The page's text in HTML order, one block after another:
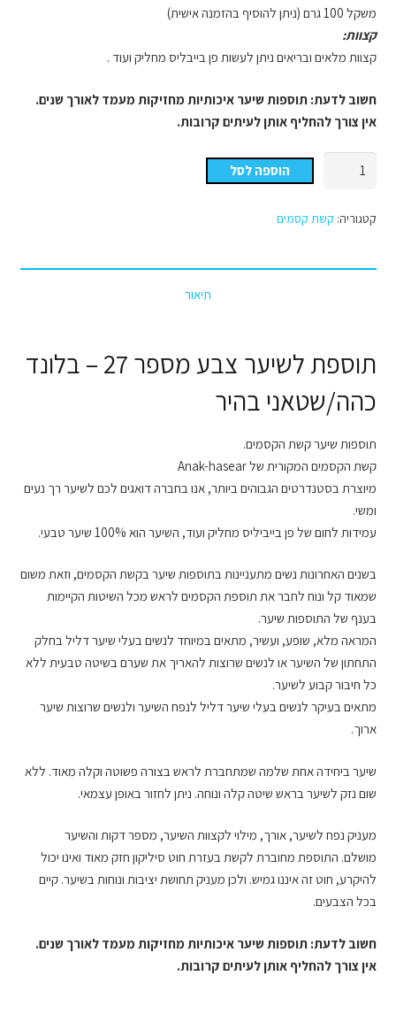
משקל 100 גרם (ניתן להוסיף בהזמנה אישית)
קצוות:
קצוות מלאים ובריאים ניתן לעשות פן בייבליס מחליק ועוד .
חשוב לדעת: תוספות שיער איכותיות מחזיקות מעמד לאורך שנים.
אין צורך להחליף אותן לעיתים קרובות.
כמות
הקסמים
מספר
שטאני
הוספה לסל
קטגוריה: קשת קסמים
תיאור
תוספת לשיער צבע מספר 27 – בלונד
כהה/שטאני בהיר
תוספות שיער קשת הקסמים.
קשת הקסמים המקורית של Anak-hasear
מיוצרת בסטנדרטים הגבוהים ביותר, אנו בחברה דואגים לכם לשיער רך נעים
ומשי.
עמידות לחום של פן בייביליס מחליק ועוד, השיער הוא 100% שיער טבעי.
בשנים האחרונות נשים מתעניינות בתוספות שיער בקשת הקסמים, וזאת משום
שמאוד קל ונוח לחבר את תוספת הקסמים לראש מכל השיטות הקיימות
בענף של התוספות שיער.
המראה מלא, שופע, ועשיר, מתאים במיוחד לנשים בעלי שיער דליל בחלק
התחתון של השיער או לנשים שרוצות להאריך את שערם בשיטה טבעית ללא
כל חיבור קבוע לשיער.
מתאים בעיקר לנשים בעלי שיער דליל לנפח השיער ולנשים שרוצות שיער
ארוך.
שיער ביחידה אחת שלמה שמתחברת לראש בצורה פשוטה וקלה מאוד. ללא
שום נזק לשיער בראש שיטה קלה ונוחה. ניתן לחזור באופן עצמאי.
מעניק נפח לשיער, אורך, מילוי לקצוות השיער, מספר דקות והשיער
מושלם. התוספת מחוברת לקשת בעזרת חוט סיליקון חזק מאוד ואינו יכול
להיקרע, חוט זה איננו גמיש. ולכן מעניק תחושת יציבות ונוחות בשיער. קיים
בכל הצבעים.
חשוב לדעת: תוספות שיער איכותיות מחזיקות מעמד לאורך שנים.
אין צורך להחליף אותן לעיתים קרובות.